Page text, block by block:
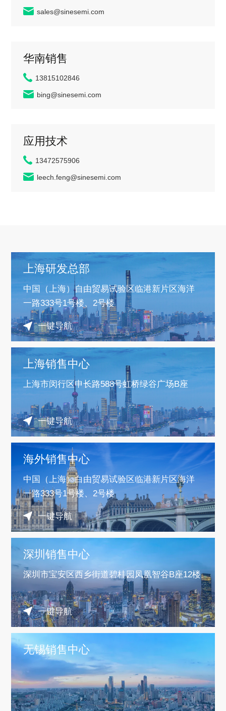
sales@sinesemi.com
华南销售
13815102846
bing@sinesemi.com
应用技术
13472575906
leech.feng@sinesemi.com
上海研发总部
中国（上海）自由贸易试验区临港新片区海洋
一路333号1号楼、2号楼
一键导航
上海销售中心
上海市闵行区申长路588号虹桥绿谷广场B座
一键导航
海外销售中心
中国（上海）白由贸易试验区临港新片区海洋
一路333号1号楼、2号楼
一键导航
深圳销售中心
深圳市宝安区西乡街道碧桂园凤凰智谷B座12楼
一键导航
无锡销售中心